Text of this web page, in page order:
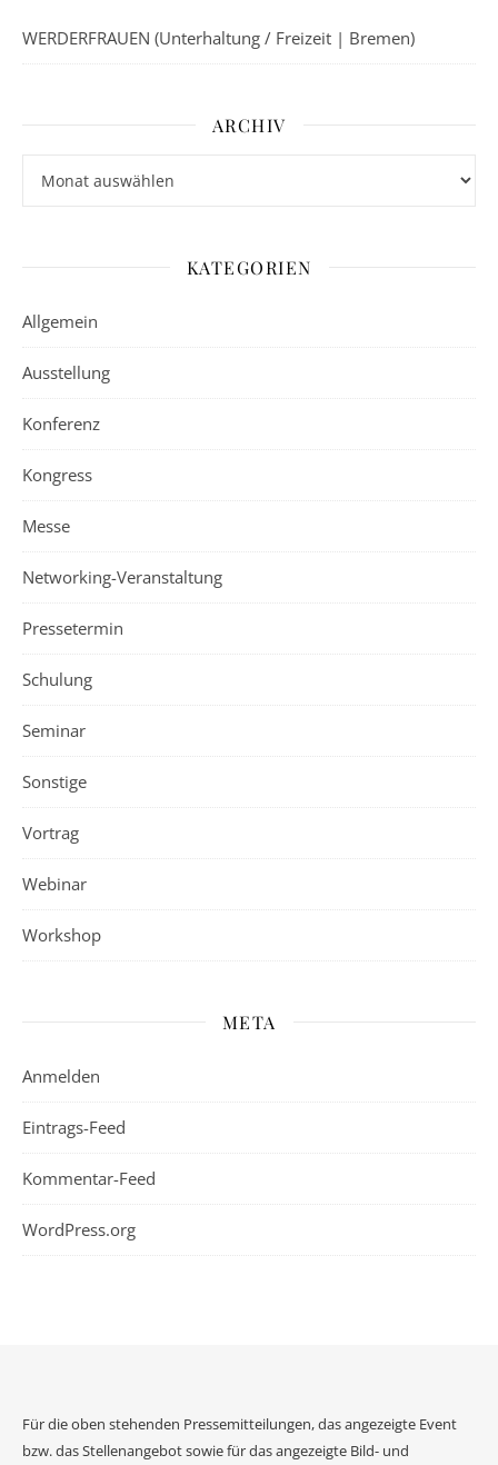
WERDERFRAUEN (Unterhaltung / Freizeit | Bremen)
ARCHIV
KATEGORIEN
Allgemein
Ausstellung
Konferenz
Kongress
Messe
Networking-Veranstaltung
Pressetermin
Schulung
Seminar
Sonstige
Vortrag
Webinar
Workshop
META
Anmelden
Eintrags-Feed
Kommentar-Feed
WordPress.org
Für die oben stehenden Pressemitteilungen, das angezeigte Event
bzw. das Stellenangebot sowie für das angezeigte Bild- und